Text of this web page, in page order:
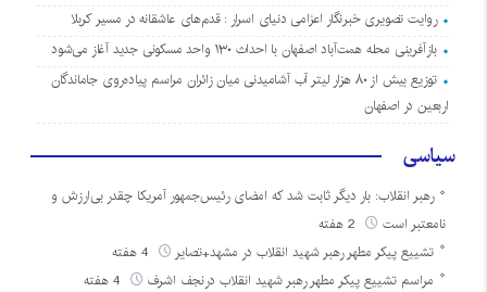
روایت تصویری خبرنگار اعزامی دنیای اسرار : قدم‌های عاشقانه در مسیر کربلا
بازآفرینی محله همت‌آباد اصفهان با احداث ۱۳۰ واحد مسکونی جدید آغاز می‌شود
توزیع بیش از ۸۰ هزار لیتر آب آشامیدنی میان زائران مراسم پیاده‌روی جاماندگان
اربعین در اصفهان
سیاسی
رهبر انقلاب: بار دیگر ثابت شد که امضای رئیس‌جمهور آمریکا چقدر بی‌ارزش و
نامعتبر است
تشییع پیکر مطهر رهبر شهید انقلاب در مشهد+تصایر
مراسم تشییع پیکر مطهر رهبر شهید انقلاب درنجف اشرف